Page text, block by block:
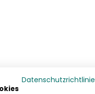
Datenschutzrichtlinie